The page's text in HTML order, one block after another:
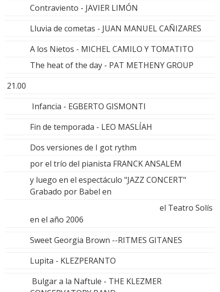
Contraviento - JAVIER LIMÓN
Lluvia de cometas - JUAN MANUEL CAÑIZARES
A los Nietos - MICHEL CAMILO Y TOMATITO
The heat of the day - PAT METHENY GROUP
21.00
Infancia - EGBERTO GISMONTI
Fin de temporada - LEO MASLÍAH
Dos versiones de I got rythm
por el trío del pianista FRANCK ANSALEM
y luego en el espectáculo "JAZZ CONCERT"
Grabado por Babel en
el Teatro Solís
en el año 2006
Sweet Georgia Brown --RITMES GITANES
Lupita - KLEZPERANTO
Bulgar a la Naftule - THE KLEZMER